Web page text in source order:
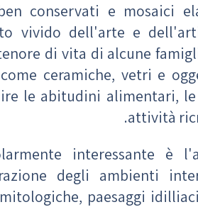
conservati e mosaici
vivido dell'arte e
di vita di alcune
ceramiche, vetri e
le abitudini alimentari,
attività
interessante è
degli ambienti
paesaggi